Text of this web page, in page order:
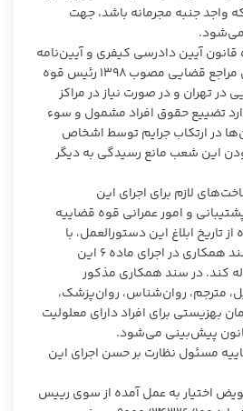
واجد جنبه مجرمانه باشد، جهت
می‌شود.
در راستای ماده ۵۶۶ قانون آیین دادرسی کیفری و آیین‌نامه
شیوه تشکیل شعب تخصصی مراجع قضایی مصوب ۱۳۹۸ رئیس قوه
در تهران و در صورت نیاز در مراکز
تضییع حقوق افراد مشمول و سوء
در ارتکاب جرایم توسط اشخاص
این شعب مانع رسیدگی به دیگر
لازم برای اجرای این
و امور عمرانی قوه قضاییه
ابلاغ این دستورالعمل، با
همکاری نهادهای حمایتی، سند همکاری در اجرای ماده ۶ این
کند. در سند همکاری مذکور
مترجم، روان‌شناس، روان‌پزشک،
بهزیستی برای افراد دارای معلولیت
مسئول نظارت بر حسن اجرای این
اختیار به عمل آمده از سوی رییس